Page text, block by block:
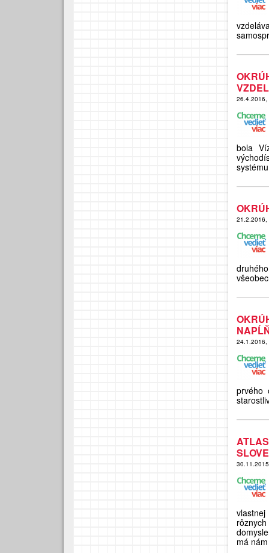
26.4.2016,
bola
21.2.2016,
24.1.2016,
prvého
má